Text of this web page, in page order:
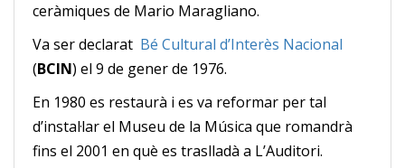
ceràmiques de Mario Maragliano.
Va ser declarat Bé Cultural d’Interès Nacional
(BCIN) el 9 de gener de 1976.
En 1980 es restaurà i es va reformar per tal
d’instal·lar el Museu de la Música que romandrà
fins el 2001 en què es traslladà a L’Auditori.